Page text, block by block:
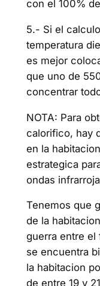
con el 100%
5.- Si el
temperatura
es mejor
que uno de
concentrar
NOTA: Para
calorifico, hay
en la
estrategica
ondas
Tenemos que
de la
guerra entre el
se encuentra
la habitacion
de entre 19 y